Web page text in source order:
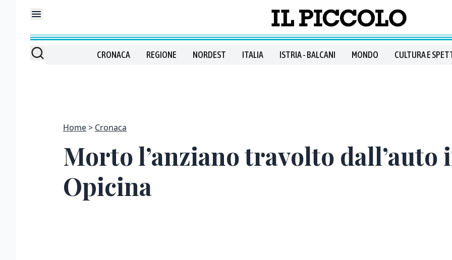
CRONACA REGIONE NORDEST ITALIA ISTRIA - BALCANI MONDO CULTURA E
Home Cronaca
Morto l’anziano travolto dall’auto
Opicina